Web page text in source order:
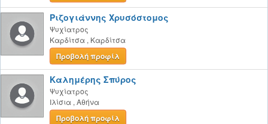
Ριζογιάννης Χρυσόστομος
Ψυχίατρος
Καρδίτσα , Καρδίτσα
Προβολή προφίλ
Καλημέρης Σπύρος
Ψυχίατρος
Ιλίσια , Αθήνα
Προβολή προφίλ